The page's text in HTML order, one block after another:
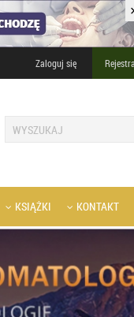
Zaloguj się
KSIĄŻKI KONTAKT